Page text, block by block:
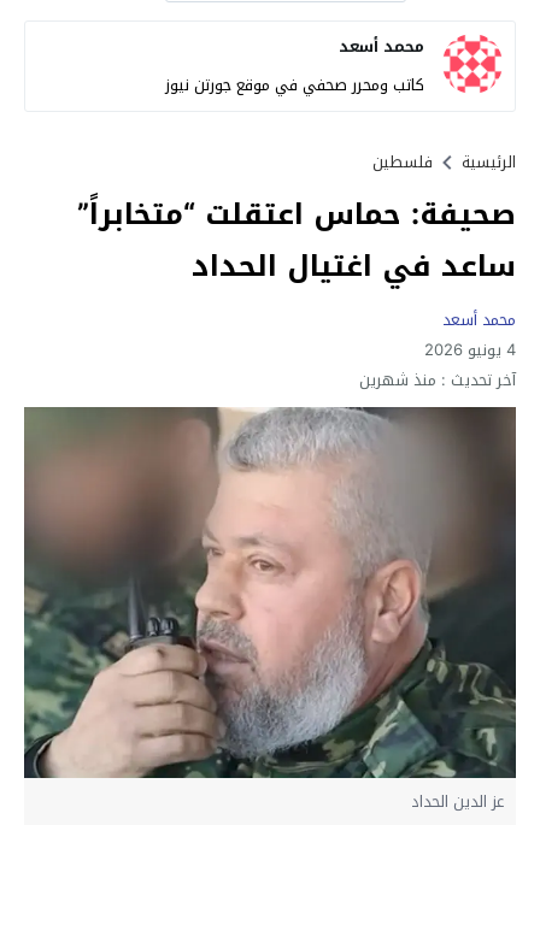
محمد أسعد
كاتب ومحرر صحفي في موقع جورتن نيوز
الرئيسية فلسطين
صحيفة: حماس اعتقلت “متخابراً”
ساعد في اغتيال الحداد
محمد أسعد
4 يونيو 2026
آخر تحديث : منذ شهرين
عز الدين الحداد